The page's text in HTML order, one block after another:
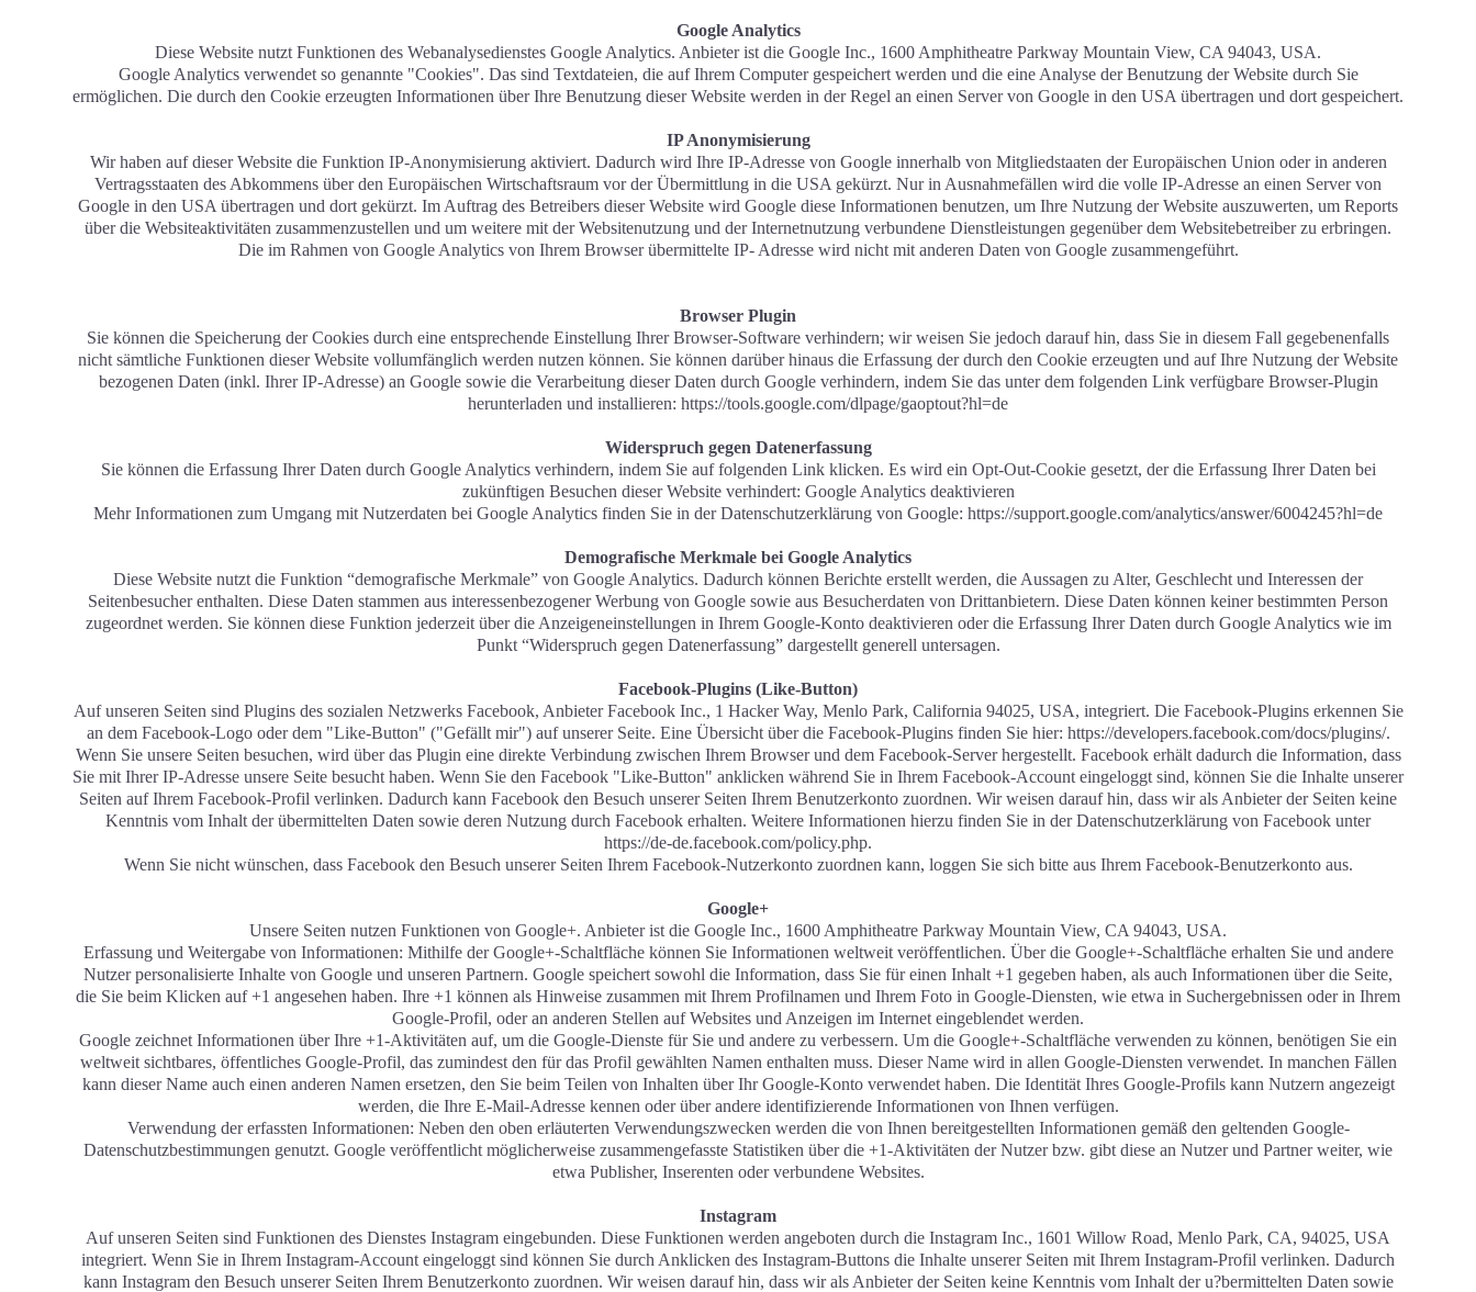
Google Analytics
Diese Website nutzt Funktionen des Webanalysedienstes Google Analytics. Anbieter ist die Google Inc., 1600 Amphitheatre Parkway Mountain View, CA 94043, USA.
Google Analytics verwendet so genannte "Cookies". Das sind Textdateien, die auf Ihrem Computer gespeichert werden und die eine Analyse der Benutzung der Website durch Sie
ermöglichen. Die durch den Cookie erzeugten Informationen über Ihre Benutzung dieser Website werden in der Regel an einen Server von Google in den USA übertragen und dort gespeichert.
IP Anonymisierung
Wir haben auf dieser Website die Funktion IP-Anonymisierung aktiviert. Dadurch wird Ihre IP-Adresse von Google innerhalb von Mitgliedstaaten der Europäischen Union oder in anderen
Vertragsstaaten des Abkommens über den Europäischen Wirtschaftsraum vor der Übermittlung in die USA gekürzt. Nur in Ausnahmefällen wird die volle IP-Adresse an einen Server von
Google in den USA übertragen und dort gekürzt. Im Auftrag des Betreibers dieser Website wird Google diese Informationen benutzen, um Ihre Nutzung der Website auszuwerten, um Reports
über die Websiteaktivitäten zusammenzustellen und um weitere mit der Websitenutzung und der Internetnutzung verbundene Dienstleistungen gegenüber dem Websitebetreiber zu erbringen.
Die im Rahmen von Google Analytics von Ihrem Browser übermittelte IP- Adresse wird nicht mit anderen Daten von Google zusammengeführt.
Browser Plugin
Sie können die Speicherung der Cookies durch eine entsprechende Einstellung Ihrer Browser-Software verhindern; wir weisen Sie jedoch darauf hin, dass Sie in diesem Fall gegebenenfalls
nicht sämtliche Funktionen dieser Website vollumfänglich werden nutzen können. Sie können darüber hinaus die Erfassung der durch den Cookie erzeugten und auf Ihre Nutzung der Website
bezogenen Daten (inkl. Ihrer IP-Adresse) an Google sowie die Verarbeitung dieser Daten durch Google verhindern, indem Sie das unter dem folgenden Link verfügbare Browser-Plugin
herunterladen und installieren: https://tools.google.com/dlpage/gaoptout?hl=de
Widerspruch gegen Datenerfassung
Sie können die Erfassung Ihrer Daten durch Google Analytics verhindern, indem Sie auf folgenden Link klicken. Es wird ein Opt-Out-Cookie gesetzt, der die Erfassung Ihrer Daten bei
zukünftigen Besuchen dieser Website verhindert: Google Analytics deaktivieren
Mehr Informationen zum Umgang mit Nutzerdaten bei Google Analytics finden Sie in der Datenschutzerklärung von Google: https://support.google.com/analytics/answer/6004245?hl=de
Demografische Merkmale bei Google Analytics
Diese Website nutzt die Funktion “demografische Merkmale” von Google Analytics. Dadurch können Berichte erstellt werden, die Aussagen zu Alter, Geschlecht und Interessen der
Seitenbesucher enthalten. Diese Daten stammen aus interessenbezogener Werbung von Google sowie aus Besucherdaten von Drittanbietern. Diese Daten können keiner bestimmten Person
zugeordnet werden. Sie können diese Funktion jederzeit über die Anzeigeneinstellungen in Ihrem Google-Konto deaktivieren oder die Erfassung Ihrer Daten durch Google Analytics wie im
Punkt “Widerspruch gegen Datenerfassung” dargestellt generell untersagen.
Facebook-Plugins (Like-Button)
Auf unseren Seiten sind Plugins des sozialen Netzwerks Facebook, Anbieter Facebook Inc., 1 Hacker Way, Menlo Park, California 94025, USA, integriert. Die Facebook-Plugins erkennen Sie
an dem Facebook-Logo oder dem "Like-Button" ("Gefällt mir") auf unserer Seite. Eine Übersicht über die Facebook-Plugins finden Sie hier: https://developers.facebook.com/docs/plugins/.
Wenn Sie unsere Seiten besuchen, wird über das Plugin eine direkte Verbindung zwischen Ihrem Browser und dem Facebook-Server hergestellt. Facebook erhält dadurch die Information, dass
Sie mit Ihrer IP-Adresse unsere Seite besucht haben. Wenn Sie den Facebook "Like-Button" anklicken während Sie in Ihrem Facebook-Account eingeloggt sind, können Sie die Inhalte unserer
Seiten auf Ihrem Facebook-Profil verlinken. Dadurch kann Facebook den Besuch unserer Seiten Ihrem Benutzerkonto zuordnen. Wir weisen darauf hin, dass wir als Anbieter der Seiten keine
Kenntnis vom Inhalt der übermittelten Daten sowie deren Nutzung durch Facebook erhalten. Weitere Informationen hierzu finden Sie in der Datenschutzerklärung von Facebook unter
https://de-de.facebook.com/policy.php.
Wenn Sie nicht wünschen, dass Facebook den Besuch unserer Seiten Ihrem Facebook-Nutzerkonto zuordnen kann, loggen Sie sich bitte aus Ihrem Facebook-Benutzerkonto aus.
Google+
Unsere Seiten nutzen Funktionen von Google+. Anbieter ist die Google Inc., 1600 Amphitheatre Parkway Mountain View, CA 94043, USA.
Erfassung und Weitergabe von Informationen: Mithilfe der Google+-Schaltfläche können Sie Informationen weltweit veröffentlichen. Über die Google+-Schaltfläche erhalten Sie und andere
Nutzer personalisierte Inhalte von Google und unseren Partnern. Google speichert sowohl die Information, dass Sie für einen Inhalt +1 gegeben haben, als auch Informationen über die Seite,
die Sie beim Klicken auf +1 angesehen haben. Ihre +1 können als Hinweise zusammen mit Ihrem Profilnamen und Ihrem Foto in Google-Diensten, wie etwa in Suchergebnissen oder in Ihrem
Google-Profil, oder an anderen Stellen auf Websites und Anzeigen im Internet eingeblendet werden.
Google zeichnet Informationen über Ihre +1-Aktivitäten auf, um die Google-Dienste für Sie und andere zu verbessern. Um die Google+-Schaltfläche verwenden zu können, benötigen Sie ein
weltweit sichtbares, öffentliches Google-Profil, das zumindest den für das Profil gewählten Namen enthalten muss. Dieser Name wird in allen Google-Diensten verwendet. In manchen Fällen
kann dieser Name auch einen anderen Namen ersetzen, den Sie beim Teilen von Inhalten über Ihr Google-Konto verwendet haben. Die Identität Ihres Google-Profils kann Nutzern angezeigt
werden, die Ihre E-Mail-Adresse kennen oder über andere identifizierende Informationen von Ihnen verfügen.
Verwendung der erfassten Informationen: Neben den oben erläuterten Verwendungszwecken werden die von Ihnen bereitgestellten Informationen gemäß den geltenden Google-
Datenschutzbestimmungen genutzt. Google veröffentlicht möglicherweise zusammengefasste Statistiken über die +1-Aktivitäten der Nutzer bzw. gibt diese an Nutzer und Partner weiter, wie
etwa Publisher, Inserenten oder verbundene Websites.
Instagram
Auf unseren Seiten sind Funktionen des Dienstes Instagram eingebunden. Diese Funktionen werden angeboten durch die Instagram Inc., 1601 Willow Road, Menlo Park, CA, 94025, USA
integriert. Wenn Sie in Ihrem Instagram-Account eingeloggt sind können Sie durch Anklicken des Instagram-Buttons die Inhalte unserer Seiten mit Ihrem Instagram-Profil verlinken. Dadurch
kann Instagram den Besuch unserer Seiten Ihrem Benutzerkonto zuordnen. Wir weisen darauf hin, dass wir als Anbieter der Seiten keine Kenntnis vom Inhalt der u?bermittelten Daten sowie